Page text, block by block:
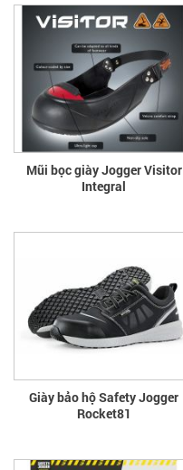
Mũi bọc giày Jogger Visitor
Integral
Giày bảo hộ Safety Jogger
Rocket81